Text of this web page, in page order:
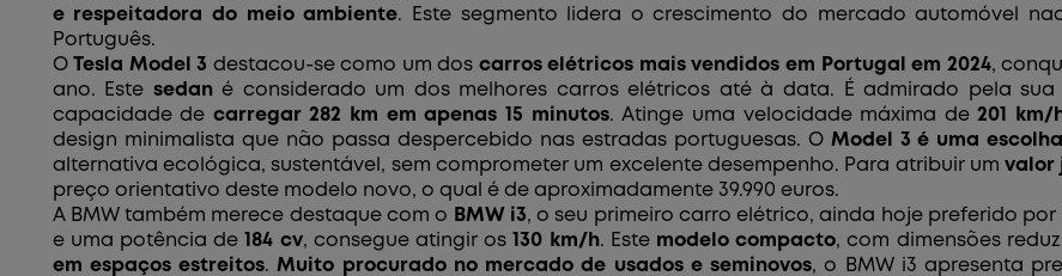
e respeitadora do meio ambiente. Este segmento lidera o crescimento do mercado automóvel
Português.
O Tesla Model 3 destacou-se como um dos carros elétricos mais vendidos em Portugal em 2024,
ano. Este sedané considerado um dos melhores carros elétricos até à data. É admirado pela sua
capacidade de carregar 282 km em apenas 15 minutos. Atinge uma velocidade máxima de201 km/
design minimalista que não passa despercebido nas estradas portuguesas. O Model 3 é uma
alternativa ecológica, sustentável, sem comprometer um excelente desempenho. Para atribuir umvalor
preço orientativo deste modelo novo, o qual é de aproximadamente 39.990 euros.
A BMW também merece destaque com o BMW i3, o seu primeiro carro elétrico, ainda hoje preferido
e uma potência de
184 cv, consegue atingir os 130 km/h. Este modelo compacto, com dimensões
em espaços estreitos.Muito procurado no mercado de usados e seminovos, o BMW i3 apresenta